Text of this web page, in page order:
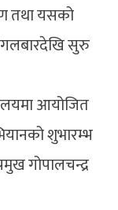
तथा यसको
सुरु
आयोजित
शुभारम्भ
गोपालचन्द्र